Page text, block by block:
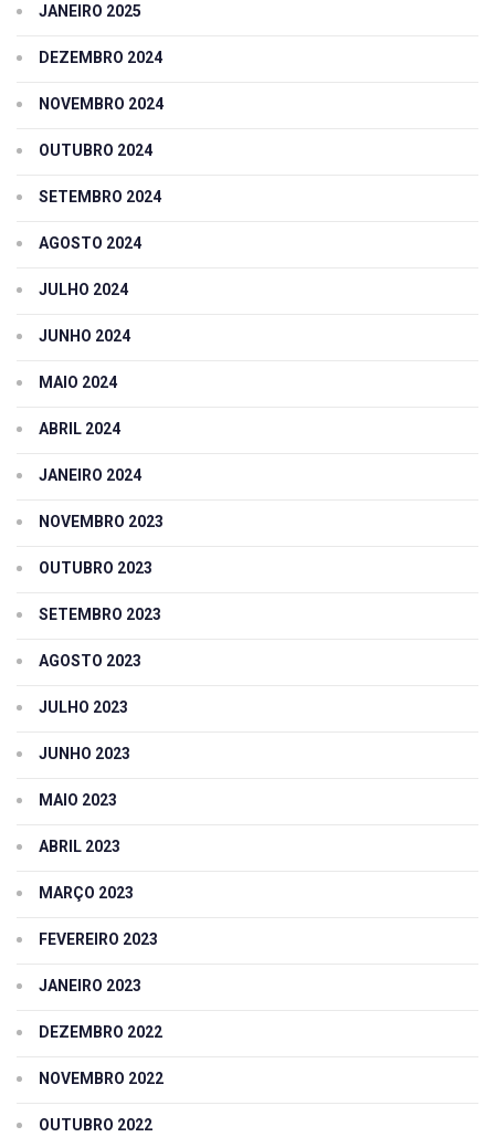
JANEIRO 2025
DEZEMBRO 2024
NOVEMBRO 2024
OUTUBRO 2024
SETEMBRO 2024
AGOSTO 2024
JULHO 2024
JUNHO 2024
MAIO 2024
ABRIL 2024
JANEIRO 2024
NOVEMBRO 2023
OUTUBRO 2023
SETEMBRO 2023
AGOSTO 2023
JULHO 2023
JUNHO 2023
MAIO 2023
ABRIL 2023
MARÇO 2023
FEVEREIRO 2023
JANEIRO 2023
DEZEMBRO 2022
NOVEMBRO 2022
OUTUBRO 2022